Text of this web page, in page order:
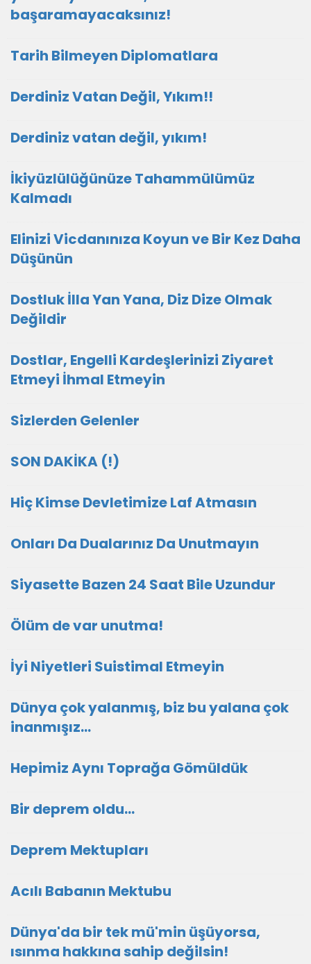
başaramayacaksınız!
Tarih Bilmeyen Diplomatlara
Derdiniz Vatan Değil, Yıkım!!
Derdiniz vatan değil, yıkım!
İkiyüzlülüğünüze Tahammülümüz
Kalmadı
Elinizi Vicdanınıza Koyun ve Bir Kez Daha
Düşünün
Dostluk İlla Yan Yana, Diz Dize Olmak
Değildir
Dostlar, Engelli Kardeşlerinizi Ziyaret
Etmeyi İhmal Etmeyin
Sizlerden Gelenler
SON DAKİKA (!)
Hiç Kimse Devletimize Laf Atmasın
Onları Da Dualarınız Da Unutmayın
Siyasette Bazen 24 Saat Bile Uzundur
Ölüm de var unutma!
İyi Niyetleri Suistimal Etmeyin
Dünya çok yalanmış, biz bu yalana çok
inanmışız...
Hepimiz Aynı Toprağa Gömüldük
Bir deprem oldu...
Deprem Mektupları
Acılı Babanın Mektubu
Dünya'da bir tek mü'min üşüyorsa,
ısınma hakkına sahip değilsin!